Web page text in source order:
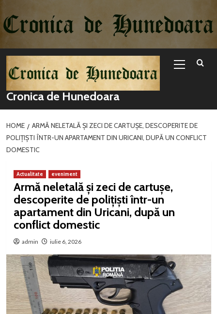
la
conținut
Cronica de Hunedoara
Menu
HOME
ARMĂ NELETALĂ ȘI ZECI DE CARTUȘE, DESCOPERITE DE
POLIȚIȘTI ÎNTR-UN APARTAMENT DIN URICANI, DUPĂ UN CONFLICT
DOMESTIC
Actualitate eveniment
Armă neletală și zeci de cartușe,
descoperite de polițiști într-un
apartament din Uricani, după un
conflict domestic
admin iulie 6, 2026